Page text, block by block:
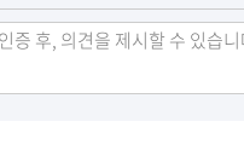
족